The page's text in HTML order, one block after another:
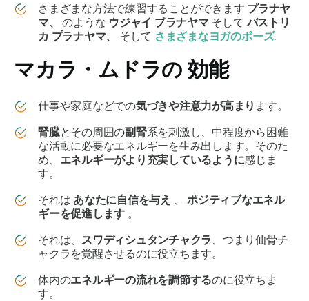
さまざまな方法で練習することができます プラナヤ
マ、
のような ウジャイ プラナヤマ そしてバストリ
カ プラナヤマ、 そして さまざまなヨガのポーズ.
マカラ・ムドラの 効能
仕事や家庭などでの気づきや注意力が高まり ます。
腎臓とその周囲の副腎系を刺激し、中程度から困難
な活動に必要なエネルギーを生み出します。そのた
め、 エネルギーがより充実しているように感じま
す。
それは あなたに自信を与え 、ポジティブなエネル
ギーを促進します 。
それは、 スワディシュタンチャクラ 、つまり仙骨チ
ャクラを覚醒させるのに役立ちます。
体内のエネルギーの流れを調節するのに役立ちま
す。